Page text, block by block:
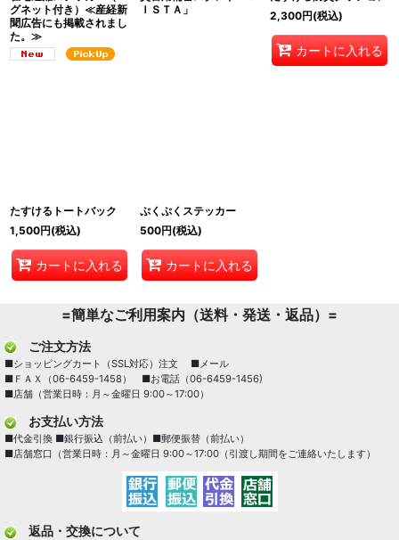
グネット付き）≪産経新
聞広告にも掲載されまし
た。≫
ＩＳＴＡ」
2,300円(税込)
カートに入れる
たすけるトートバック
1,500円(税込)
カートに入れる
ぷくぷくステッカー
500円(税込)
カートに入れる
=簡単なご利用案内（送料・発送・返品）=
ご注文方法
■ショッピングカート（SSL対応）注文 ■メール
■ＦＡＸ（06-6459-1458） ■お電話（06-6459-1456)
■店舗（営業日時：月～金曜日 9:00～17:00）
お支払い方法
■代金引換 ■銀行振込（前払い）■郵便振替（前払い）
■店舗窓口（営業日時：月～金曜日 9:00～17:00（引渡し期間をご連絡いたします）
返品・交換について